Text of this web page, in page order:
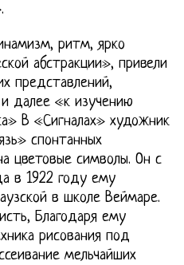
ритм, ярко
абстракции», привели
представлений,
далее «к изучению
В «Сигналах» художник
спонтанных
цветовые символы. Он с
в 1922 году ему
в школе Веймаре.
Благодаря ему
рисования под
мельчайших